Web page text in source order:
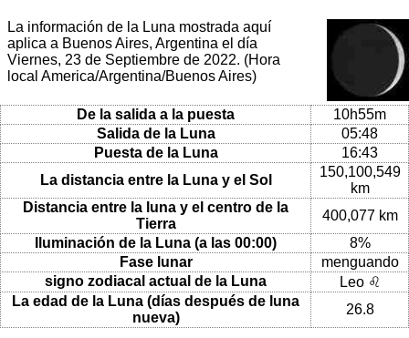
La información de la Luna mostrada aquí
aplica a Buenos Aires, Argentina el día
Viernes, 23 de Septiembre de 2022. (Hora
local America/Argentina/Buenos Aires)
De la salida a la puesta
10h55m
Salida de la Luna
05:48
Puesta de la Luna
16:43
La distancia entre la Luna y el Sol
150,100,549
km
Distancia entre la luna y el centro de la
Tierra
400,077 km
Iluminación de la Luna (a las 00:00)
8%
Fase lunar
menguando
signo zodiacal actual de la Luna
Leo ♌
La edad de la Luna (días después de luna
nueva)
26.8